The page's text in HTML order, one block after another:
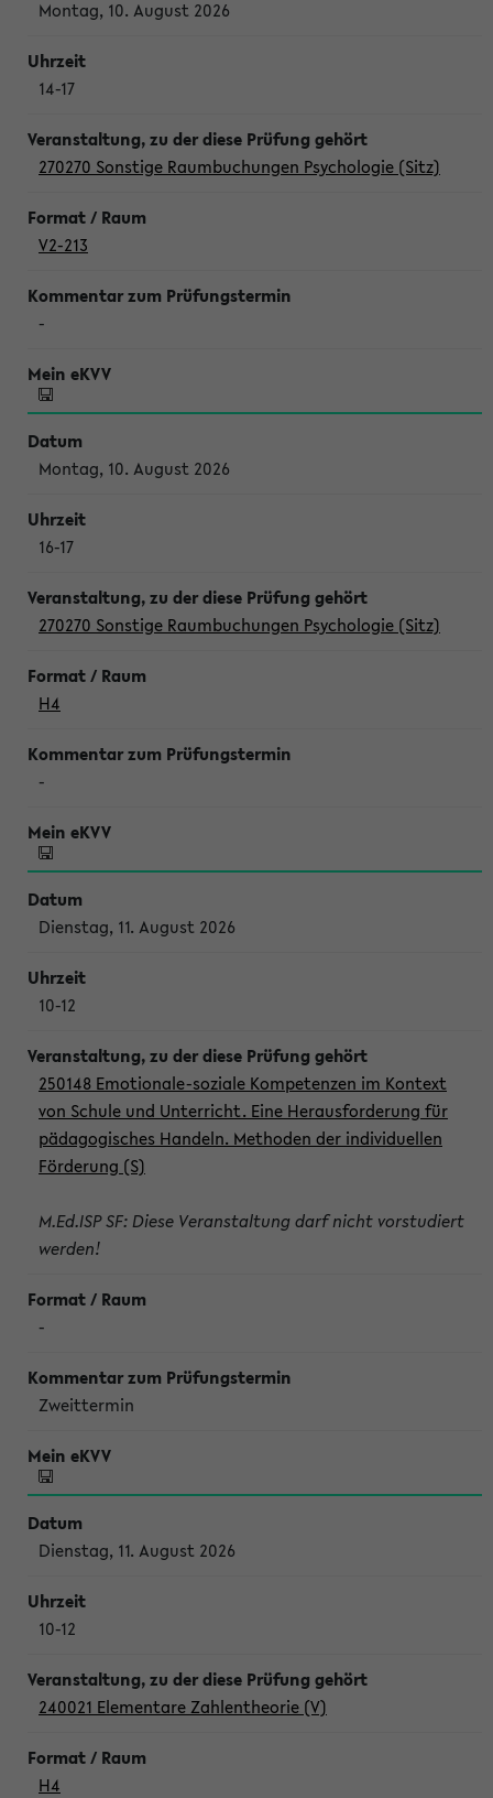
Montag, 10. August 2026
14-17
270270 Sonstige Raumbuchungen Psychologie (Sitz)
V2-213
-
Montag, 10. August 2026
16-17
270270 Sonstige Raumbuchungen Psychologie (Sitz)
H4
-
Dienstag, 11. August 2026
10-12
250148 Emotionale-soziale Kompetenzen im Kontext
von Schule und Unterricht. Eine Herausforderung für
pädagogisches Handeln. Methoden der individuellen
Förderung (S)
M.Ed.ISP SF: Diese Veranstaltung darf nicht vorstudiert
werden!
-
Zweittermin
Dienstag, 11. August 2026
10-12
240021 Elementare Zahlentheorie (V)
H4